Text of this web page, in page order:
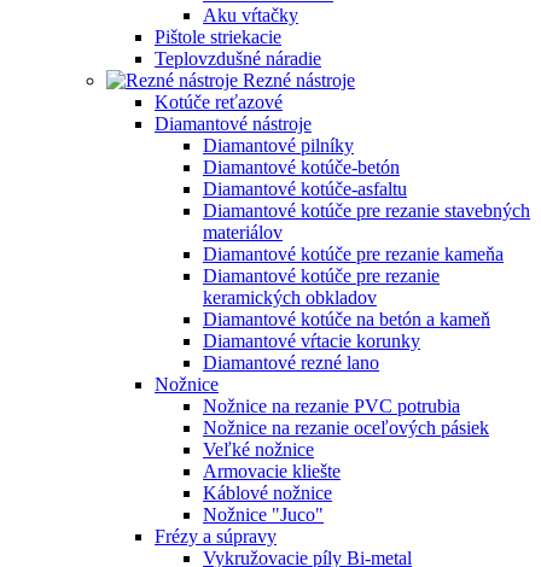
Aku vŕtačky
Pištole striekacie
Teplovzdušné náradie
Rezné nástroje
Kotúče reťazové
Diamantové nástroje
Diamantové pilníky
Diamantové kotúče-betón
Diamantové kotúče-asfaltu
Diamantové kotúče pre rezanie stavebných
materiálov
Diamantové kotúče pre rezanie kameňa
Diamantové kotúče pre rezanie
keramických obkladov
Diamantové kotúče na betón a kameň
Diamantové vŕtacie korunky
Diamantové rezné lano
Nožnice
Nožnice na rezanie PVC potrubia
Nožnice na rezanie oceľových pásiek
Veľké nožnice
Armovacie kliešte
Káblové nožnice
Nožnice "Juco"
Frézy a súpravy
Vykružovacie píly Bi-metal